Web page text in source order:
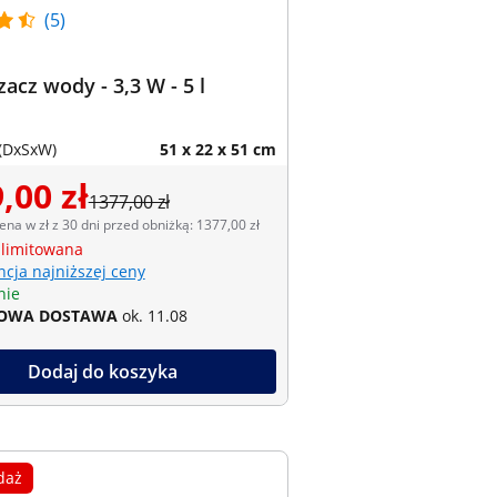
(5)
wody - 3,3 W - 5 l
51 x 22 x 51 cm
zł1377,00 zł
w zł z 30 dni przed obniżką: 1377,00 zł
najniższej ceny
DOSTAWA ok. 11.08
Dodaj do koszyka